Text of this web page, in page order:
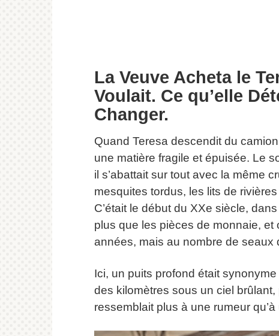
La Veuve Acheta le
Voulait. Ce qu’elle
Changer.
Quand Teresa descendit du
une matière fragile et épuisée. Le
il s’abattait sur tout avec la même
mesquites tordus, les lits de
C’était le début du XXe siècle,
plus que les pièces de monnaie,
années, mais au nombre de seaux
Ici, un puits profond était
des kilomètres sous un ciel brûlant,
ressemblait plus à une rumeur